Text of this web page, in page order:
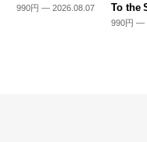
990円 — 2026.08.07
To the
990円 —